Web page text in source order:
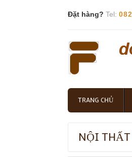
Đặt hàng? Tel:
TRANG CHỦ
NỘI